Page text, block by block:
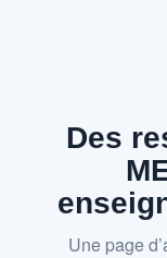
Des
Une page